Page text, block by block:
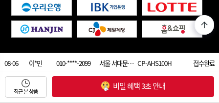
08-06 이*민 010-****-2099 서울 서대문… CP-AHS100H
접수완료
08-06
한*주 010-****-9949 경기 포천시… CP-TS100
접수완료
08-06
김*우 경기 파주시… CP-TS100
1533-7509
최근 본 상품
비밀 혜택 3초 안내